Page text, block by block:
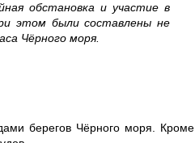
обстановка и участие в
этом были составлены не
Чёрного моря.
берегов Чёрного моря. Кроме